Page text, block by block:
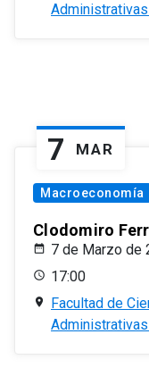
Administrativas
7 MAR
Macroeconomía
Clodomiro
7 de Marzo de
17:00
Facultad de
Administrativas